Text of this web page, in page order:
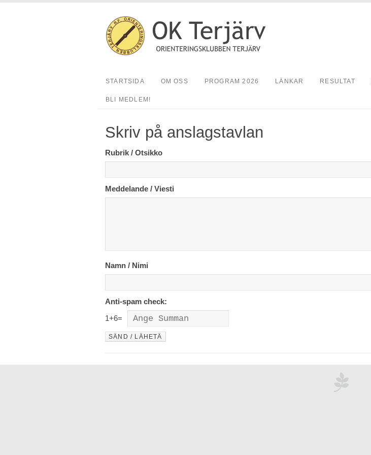
STARTSIDA OM OSS PROGRAM 2026 LÄNKAR RESULTAT
BLI MEDLEM!
Skriv på anslagstavlan
Rubrik / Otsikko
Meddelande / Viesti
Namn / Nimi
Anti-spam check:
1+6=